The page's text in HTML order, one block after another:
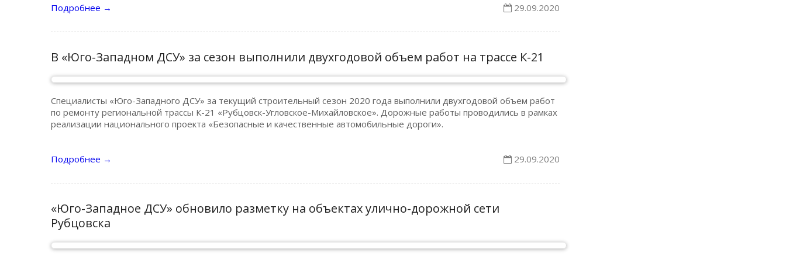
29.09.2020
Подробнее →
В «Юго-Западном ДСУ» за сезон выполнили двухгодовой объем работ на трассе К-21
Специалисты «Юго-Западного ДСУ» за текущий строительный сезон 2020 года выполнили двухгодовой объем работ
по ремонту региональной трассы К-21 «Рубцовск-Угловское-Михайловское». Дорожные работы проводились в рамках
реализации национального проекта «Безопасные и качественные автомобильные дороги».
29.09.2020
Подробнее →
«Юго-Западное ДСУ» обновило разметку на объектах улично-дорожной сети
Рубцовска